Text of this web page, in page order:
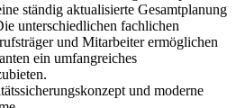
ständig aktualisierte Gesamtplanung
unterschiedlichen fachlichen
und Mitarbeiter ermöglichen
ein umfangreiches
und moderne